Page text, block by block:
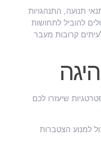
תנועה, התנהגויות
להוביל לתחושות
קרובות מעבר
שיעזרו לכם
למנוע הצטברות